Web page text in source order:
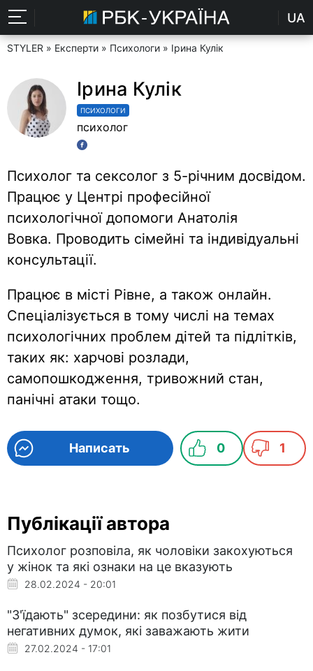
UA
STYLER » Експерти » Психологи » Ірина Кулік
Ірина Кулік
ПСИХОЛОГИ
психолог
Психолог та сексолог​ з 5-річним досвідом.
Працює у Центрі професійної
психологічної допомоги Анатолія
Вовка. Проводить сімейні та індивідуальні
консультації.
Працює в місті Рівне, а також онлайн.
Спеціалізується в тому числі на темах
психологічних проблем дітей та підлітків,
таких як: харчові розлади,
самопошкодження, тривожний стан,
панічні атаки тощо.
Написать 0 1
Публікації автора
Психолог розповіла, як чоловіки закохуються
у жінок та які ознаки на це вказують
28.02.2024 - 20:01
"З'їдають" зсередини: як позбутися від
негативних думок, які заважають жити
27.02.2024 - 17:01